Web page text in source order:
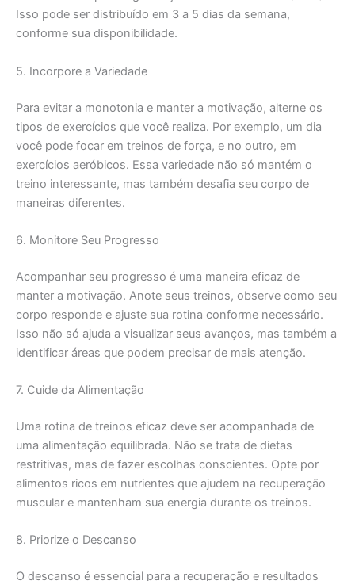
Isso pode ser distribuído em 3 a 5 dias da semana,
conforme sua disponibilidade.
5. Incorpore a Variedade
Para evitar a monotonia e manter a motivação, alterne os
tipos de exercícios que você realiza. Por exemplo, um dia
você pode focar em treinos de força, e no outro, em
exercícios aeróbicos. Essa variedade não só mantém o
treino interessante, mas também desafia seu corpo de
maneiras diferentes.
6. Monitore Seu Progresso
Acompanhar seu progresso é uma maneira eficaz de
manter a motivação. Anote seus treinos, observe como seu
corpo responde e ajuste sua rotina conforme necessário.
Isso não só ajuda a visualizar seus avanços, mas também a
identificar áreas que podem precisar de mais atenção.
7. Cuide da Alimentação
Uma rotina de treinos eficaz deve ser acompanhada de
uma alimentação equilibrada. Não se trata de dietas
restritivas, mas de fazer escolhas conscientes. Opte por
alimentos ricos em nutrientes que ajudem na recuperação
muscular e mantenham sua energia durante os treinos.
8. Priorize o Descanso
O descanso é essencial para a recuperação e resultados